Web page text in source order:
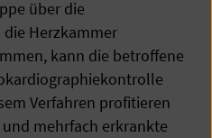
über die
Herzkammer
kann die betroffene
Verfahren profitieren
mehrfach erkrankte